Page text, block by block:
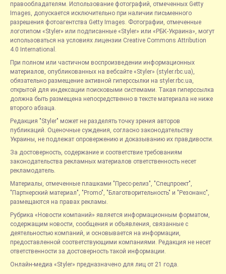
правообладателям. Использование фотографий, отмеченных Getty
Images, допускается исключительно при наличии письменного
разрешения фотоагентства Getty Images. Фотографии, отмеченные
логотипом «Styler» или подписанные «Styler» или «РБК-Украина», могут
использоваться на условиях лицензии Creative Commons Attribution
4.0 International.
При полном или частичном воспроизведении информационных
материалов, опубликованных на вебсайте «Styler» (styler.rbc.ua),
обязательно размещение активной гиперссылки на styler.rbc.ua,
открытой для индексации поисковыми системами. Такая гиперссылка
должна быть размещена непосредственно в тексте материала не ниже
второго абзаца.
Редакция "Styler" может не разделять точку зрения авторов
публикаций. Оценочные суждения, согласно законодательству
Украины, не подлежат опровержению и доказыванию их правдивости.
За достоверность, содержание и соответствие требованиям
законодательства рекламных материалов ответственность несет
рекламодатель.
Материалы, отмеченные плашками "Пресс-релиз", "Спецпроект",
"Партнерский материал", "Promo", "Благотворительность" и "Резонанс",
размещаются на правах рекламы.
Рубрика «Новости компаний» является информационным форматом,
содержащим новости, сообщения и объявления, связанные с
деятельностью компаний, и основывается на информации,
предоставленной соответствующими компаниями. Редакция не несет
ответственности за достоверность такой информации.
Онлайн-медиа «Styler» предназначено для лиц от 21 года.